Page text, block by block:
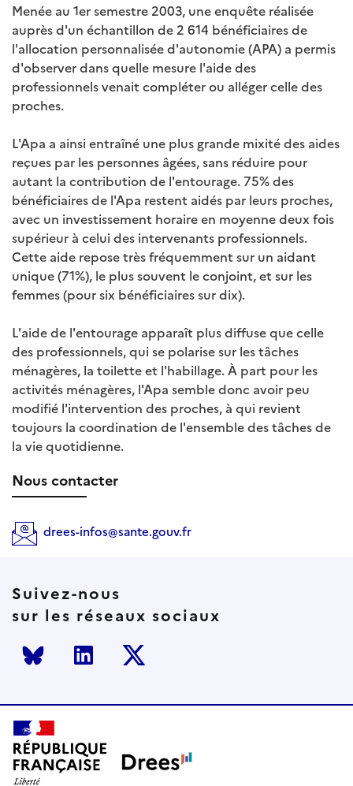
Menée au 1er semestre 2003, une enquête réalisée
auprès d'un échantillon de 2 614 bénéficiaires de
l'allocation personnalisée d'autonomie (APA) a permis
d'observer dans quelle mesure l'aide des
professionnels venait compléter ou alléger celle des
proches.
L'Apa a ainsi entraîné une plus grande mixité des aides
reçues par les personnes âgées, sans réduire pour
autant la contribution de l'entourage. 75% des
bénéficiaires de l'Apa restent aidés par leurs proches,
avec un investissement horaire en moyenne deux fois
supérieur à celui des intervenants professionnels.
Cette aide repose très fréquemment sur un aidant
unique (71%), le plus souvent le conjoint, et sur les
femmes (pour six bénéficiaires sur dix).
L'aide de l'entourage apparaît plus diffuse que celle
des professionnels, qui se polarise sur les tâches
ménagères, la toilette et l'habillage. À part pour les
activités ménagères, l'Apa semble donc avoir peu
modifié l'intervention des proches, à qui revient
toujours la coordination de l'ensemble des tâches de
la vie quotidienne.
Nous contacter
drees-infos@sante.gouv.fr
Suivez-nous
sur les réseaux sociaux
Bluesky LinkedInTwitter